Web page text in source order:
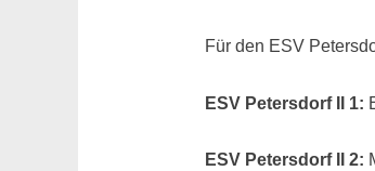
Für den ESV
ESV Petersdorf II 1:
ESV Petersdorf II 2: